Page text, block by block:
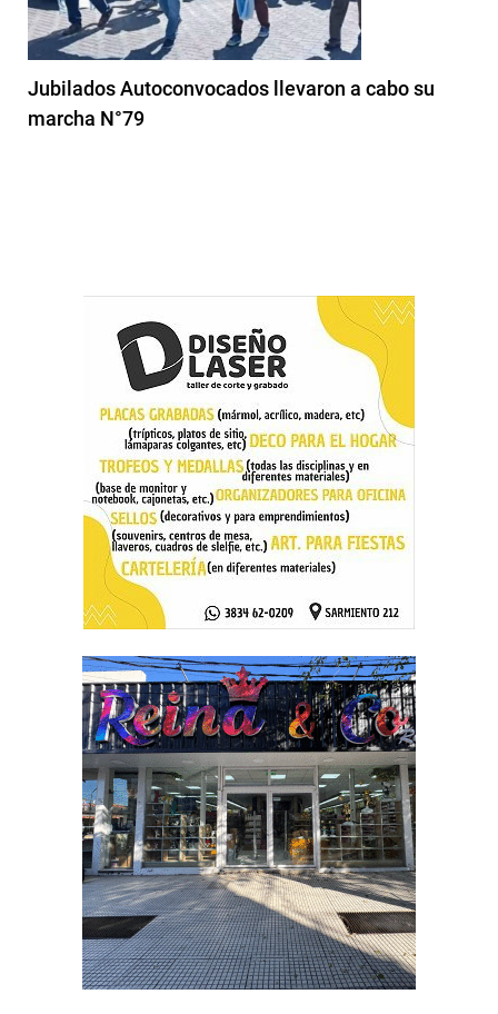
Jubilados Autoconvocados llevaron a cabo su
marcha N°79